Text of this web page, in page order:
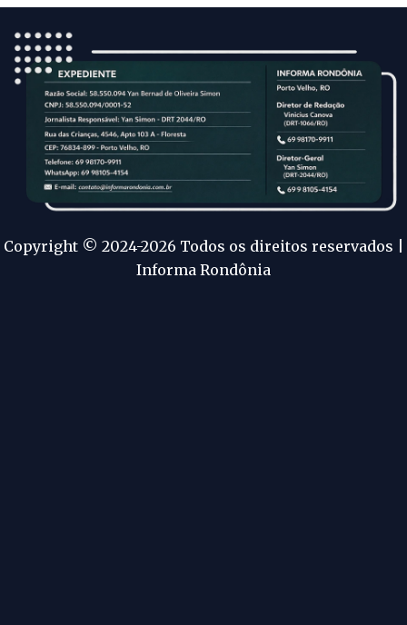
Copyright © 2024-2026 Todos os direitos reservados |
Informa Rondônia